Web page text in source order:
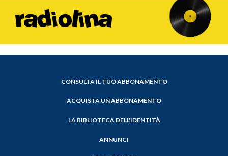
CONSULTA IL TUO ABBONAMENTO
ACQUISTA UN ABBONAMENTO
LA BIBLIOTECA DELL'IDENTITÀ
ANNUNCI